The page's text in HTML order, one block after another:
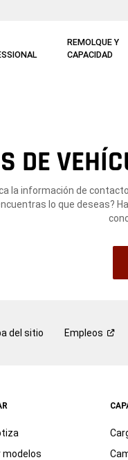
REMOLQUE Y
CAPACIDAD
DE
la información de
lo que deseas?
del sitio Empleos
modelos